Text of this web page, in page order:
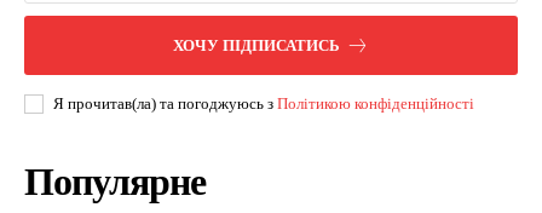
ХОЧУ ПІДПИСАТИСЬ
Я прочитав(ла) та погоджуюсь з Політикою конфіденційності
Популярне